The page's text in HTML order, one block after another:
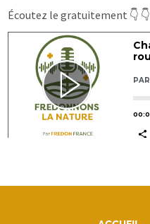
Écoutez le gratuitement 👇 👇